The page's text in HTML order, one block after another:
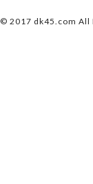
© 2017 dk45.com All